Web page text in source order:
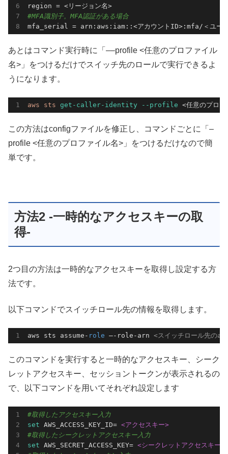
#MFA識別子。MFA認証がある場合
mfa_serial = arn:aws:iam::<アカウントID>:mfa/＜ユー
あとはコマンド実行時に「––profile <任意のプロファイル
名>」をつけるだけでスイッチ先のロールで実行できるよ
うになります。
aws sts get-caller-identity --profile <任意のプロフ
この方法はconfigファイルを修正し、コマンドごとに「–
profile <任意のプロファイル名>」をつけるだけなので簡
単です。
方法2 -一時的なアクセスキーの取
得-
2つ目の方法は一時的なアクセスキーを取得し設定する方
法です。
以下コマンドでスイッチロール先の情報を取得します。
aws sts assume- role –-role-arn <スイッチロール先の
このコマンドを実行すると一時的なアクセスキー、シーク
レットアクセスキー、セッショントークンが表示されるの
で、以下コマンドを用いてそれぞれ設定します
#取得したアクセスキー入力
set AWS_ACCESS_KEY_ID= <アクセスキー>
#取得したシークレットアクセスキー入力
set AWS_SECRET_ACCESS_KEY= <シークレットアクセスキー>